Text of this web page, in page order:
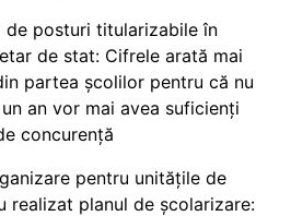
de posturi titularizabile în
de stat: Cifrele arată mai
partea școlilor pentru că nu
an vor mai avea suficienți
concurență
pentru unitățile de
realizat planul de școlarizare: